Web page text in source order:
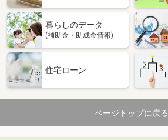
暮らしのデータ
(補助金・助成金情報)
住宅ローン
ページトップに戻る